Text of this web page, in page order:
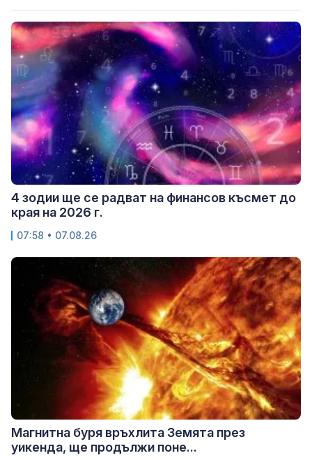
4 зодии ще се радват на финансов късмет до
края на 2026 г.
07:58 • 07.08.26
Магнитна буря връхлита Земята през
уикенда, ще продължи поне...